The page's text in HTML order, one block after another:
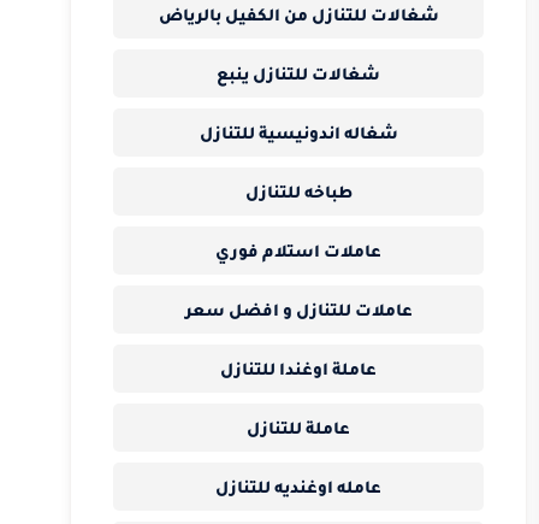
شغالات للتنازل من الكفيل بالرياض
شغالات للتنازل ينبع
شغاله اندونيسية للتنازل
طباخه للتنازل
عاملات استلام فوري
عاملات للتنازل و افضل سعر
عاملة اوغندا للتنازل
عاملة للتنازل
عامله اوغنديه للتنازل